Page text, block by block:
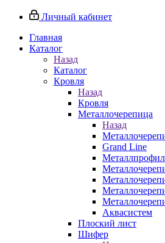
Личный кабинет
Главная
Каталог
Назад
Каталог
Кровля
Назад
Кровля
Металлочерепица
Назад
Grand Line
Аквасистем
Плоский лист
Шифер